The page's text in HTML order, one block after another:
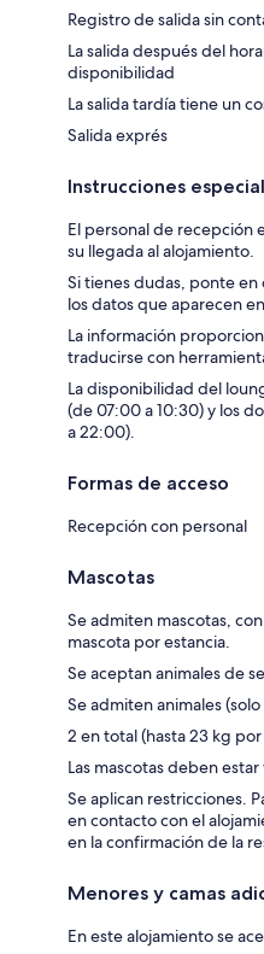
Registro de salida sin
La salida después del
disponibilidad
La salida tardía tiene un
Salida exprés
Instrucciones
El personal de recepción
su llegada al alojamiento.
Si tienes dudas, ponte
los datos que aparecen
La información
traducirse con
La disponibilidad del
(de 07:00 a 10:30) y los
a 22:00).
Formas de acceso
Recepción con personal
Mascotas
Se admiten mascotas,
mascota por estancia.
Se aceptan animales de
Se admiten animales
2 en total (hasta 23 kg
Las mascotas deben
Se aplican restricciones.
en contacto con el
en la confirmación de la
Menores y camas
En este alojamiento se